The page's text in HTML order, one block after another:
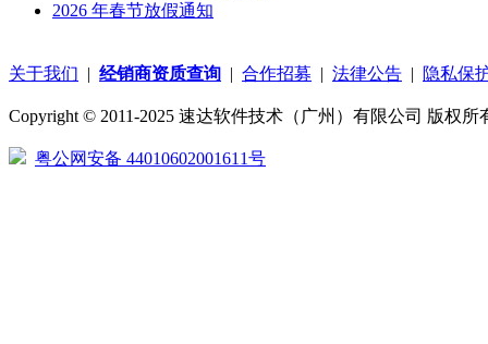
2026 年春节放假通知
关于我们 | 经销商资质查询 | 合作招募 | 法律公告 | 隐私保
Copyright © 2011-2025 速达软件技术（广州）有限公司 版权所
粤公网安备 44010602001611号